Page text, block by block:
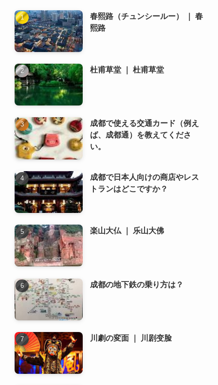
春熙路（チュンシールー） ｜ 春
熙路
杜甫草堂 ｜ 杜甫草堂
成都で使える交通カード（例え
ば、成都通）を教えてくださ
い。
成都で日本人向けの商店やレス
トランはどこですか？
楽山大仏 ｜ 乐山大佛
成都の地下鉄の乗り方は？
川劇の変面 ｜ 川剧变脸